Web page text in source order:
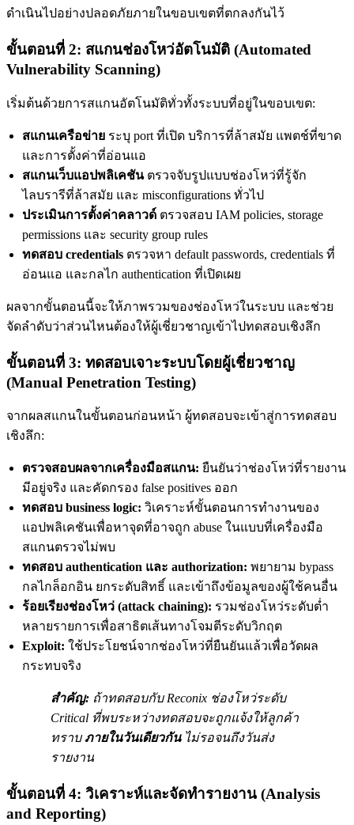
ดำเนินไปอย่างปลอดภัยภายในขอบเขตที่ตกลงกันไว้
ขั้นตอนที่ 2: สแกนช่องโหว่อัตโนมัติ (Automated
Vulnerability Scanning)
เริ่มต้นด้วยการสแกนอัตโนมัติทั่วทั้งระบบที่อยู่ในขอบเขต:
สแกนเครือข่าย ระบุ port ที่เปิด บริการที่ล้าสมัย แพตช์ที่ขาด
และการตั้งค่าที่อ่อนแอ
สแกนเว็บแอปพลิเคชันตรวจจับรูปแบบช่องโหว่ที่รู้จัก
ไลบรารีที่ล้าสมัย และ misconfigurations ทั่วไป
ประเมินการตั้งค่าคลาวด์ ตรวจสอบ IAM policies, storage
permissions และ security group rules
ทดสอบ credentials ตรวจหา default passwords, credentials ที่
อ่อนแอ และกลไก authentication ที่เปิดเผย
ผลจากขั้นตอนนี้จะให้ภาพรวมของช่องโหว่ในระบบ และช่วย
จัดลำดับว่าส่วนไหนต้องให้ผู้เชี่ยวชาญเข้าไปทดสอบเชิงลึก
ขั้นตอนที่ 3: ทดสอบเจาะระบบโดยผู้เชี่ยวชาญ
(Manual Penetration Testing)
จากผลสแกนในขั้นตอนก่อนหน้า ผู้ทดสอบจะเข้าสู่การทดสอบ
เชิงลึก:
ตรวจสอบผลจากเครื่องมือสแกน: ยืนยันว่าช่องโหว่ที่รายงาน
มีอยู่จริง และคัดกรอง false positives ออก
ทดสอบ business logic: วิเคราะห์ขั้นตอนการทำงานของ
แอปพลิเคชันเพื่อหาจุดที่อาจถูก abuse ในแบบที่เครื่องมือ
สแกนตรวจไม่พบ
ทดสอบ authentication และ authorization: พยายาม bypass
กลไกล็อกอิน ยกระดับสิทธิ์ และเข้าถึงข้อมูลของผู้ใช้คนอื่น
ร้อยเรียงช่องโหว่ (attack chaining): รวมช่องโหว่ระดับต่ำ
หลายรายการเพื่อสาธิตเส้นทางโจมตีระดับวิกฤต
Exploit: ใช้ประโยชน์จากช่องโหว่ที่ยืนยันแล้วเพื่อวัดผล
กระทบจริง
สำคัญ: ถ้าทดสอบกับ Reconix ช่องโหว่ระดับ
Critical ที่พบระหว่างทดสอบจะถูกแจ้งให้ลูกค้า
ทราบภายในวันเดียวกันไม่รอจนถึงวันส่ง
รายงาน
ขั้นตอนที่ 4: วิเคราะห์และจัดทำรายงาน (Analysis
and Reporting)